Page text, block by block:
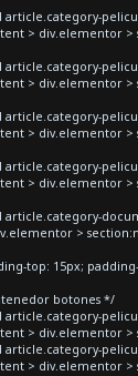
> div.elementor >
> div.elementor >
> div.elementor >
> div.elementor >
article.category-
>
top: 15px;
botones */
> div.elementor >
> div.elementor >